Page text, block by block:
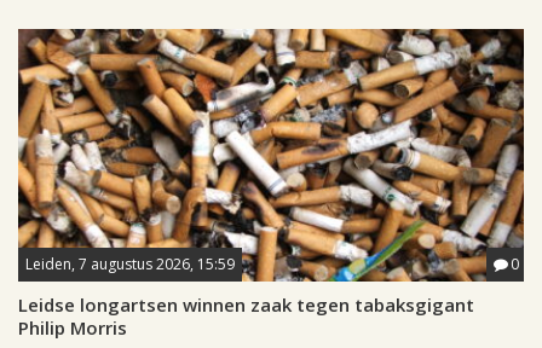
Leiden, 7 augustus 2026, 15:59 0
Leidse longartsen winnen zaak tegen tabaksgigant
Philip Morris